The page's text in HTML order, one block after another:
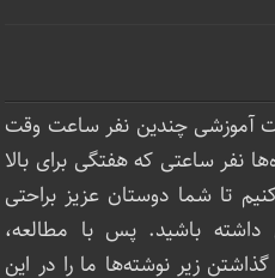
آموزشی چندین نفر ساعت‌ وقت
نفر ساعتی که هفتگی برای بالا
تا شما دوستان عزیز براحتی
باشید. پس با مطالعه،
زیر نوشته‌‌ها ما را در این